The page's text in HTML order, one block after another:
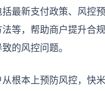
最新支付政策、风控
等，帮助商户提升合
的风控问题。
根本上预防风控，快